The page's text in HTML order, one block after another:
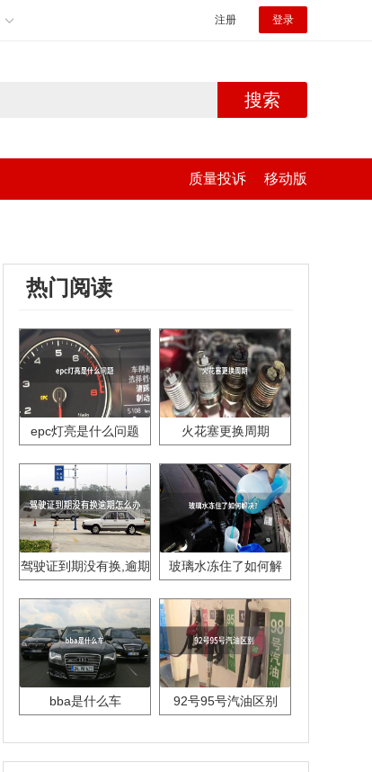
注册 登录
搜索
质量投诉 移动版
热门阅读
epc灯亮是什么问题 火花塞更换周期
驾驶证到期没有换,逾期
玻璃水冻住了如何解
bba是什么车 92号95号汽油区别